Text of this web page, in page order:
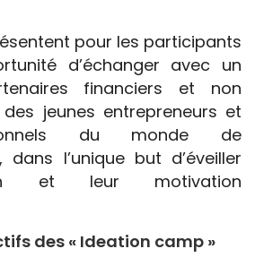
pour les participants
d’échanger avec un
financiers et non
jeunes entrepreneurs et
du monde de
dans l’unique but d’éveiller
et leur motivation
des « Ideation camp »